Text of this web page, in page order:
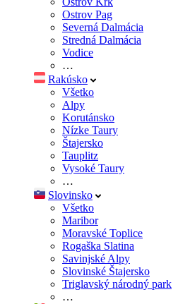
Ostrov Pag
Severná Dalmácia
Stredná Dalmácia
Vodice
…
Rakúsko
Všetko
Alpy
Korutánsko
Nízke Taury
Štajersko
Tauplitz
Vysoké Taury
…
Slovinsko
Všetko
Maribor
Moravské Toplice
Rogaška Slatina
Savinjské Alpy
Slovinské Štajersko
Triglavský národný park
…